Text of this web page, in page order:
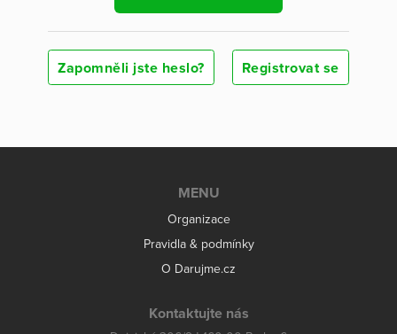
Zapomněli jste heslo? Registrovat se
MENU
Organizace
Pravidla & podmínky
O Darujme.cz
Kontaktujte nás